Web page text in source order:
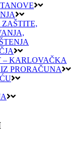
ZAŠTITE,
– KARLOVAČKA
PRORAČUNA